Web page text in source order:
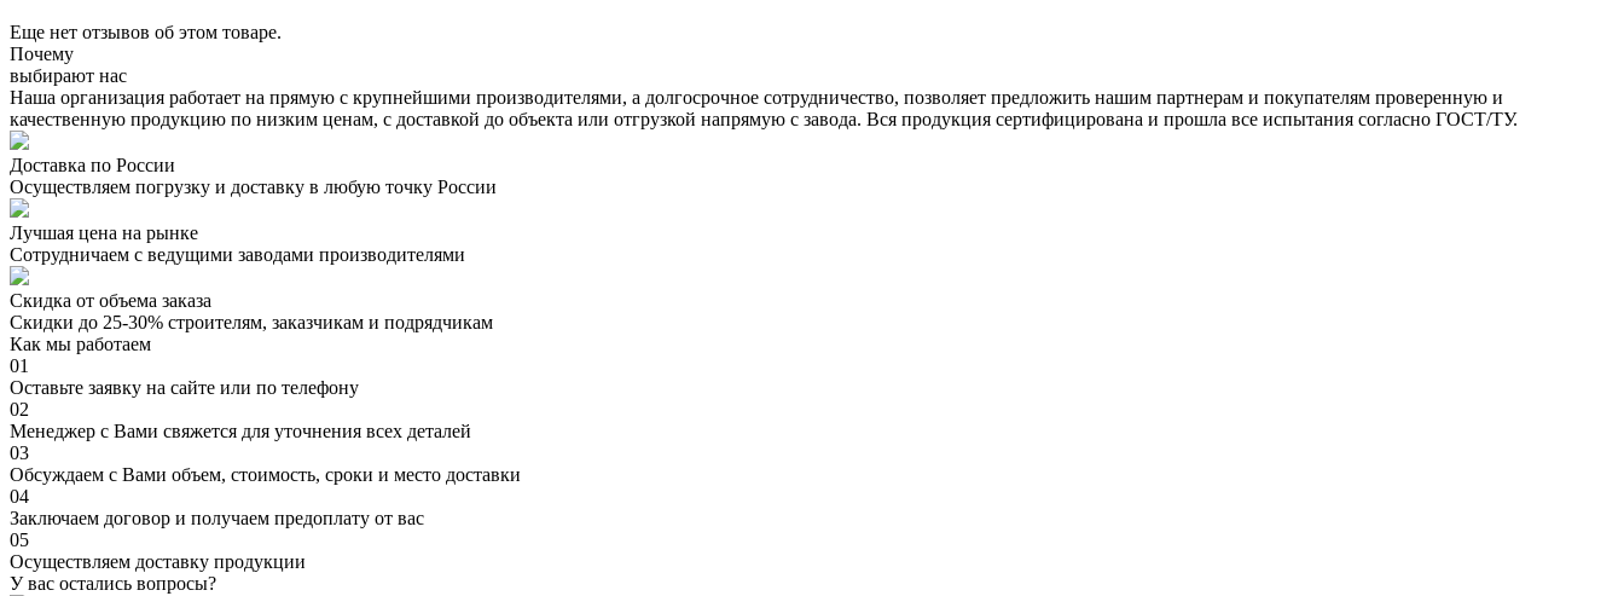
Еще нет отзывов об этом товаре.
Почему
выбирают нас
Наша организация работает на прямую с крупнейшими производителями, а долгосрочное сотрудничество, позволяет предложить нашим партнерам и покупателям проверенную и
качественную продукцию по низким ценам, с доставкой до объекта или отгрузкой напрямую с завода. Вся продукция сертифицирована и прошла все испытания согласно ГОСТ/ТУ.
Доставка по России
Осуществляем погрузку и доставку в любую точку России
Лучшая цена на рынке
Сотрудничаем с ведущими заводами производителями
Скидка от объема заказа
Скидки до 25-30% строителям, заказчикам и подрядчикам
Как мы работаем
01
Оставьте заявку на сайте или по телефону
02
Менеджер с Вами свяжется для уточнения всех деталей
03
Обсуждаем с Вами объем, стоимость, сроки и место доставки
04
Заключаем договор и получаем предоплату от вас
05
Осуществляем доставку продукции
У вас остались вопросы?